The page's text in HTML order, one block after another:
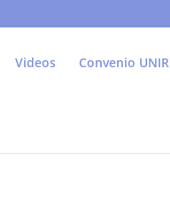
Videos Convenio UNIR